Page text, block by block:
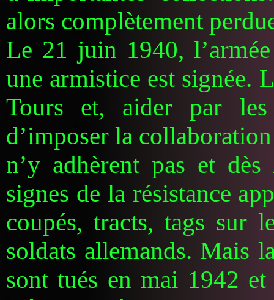
alors complètement
Le 21 juin 1940,
une armistice est signée.
Tours et, aider par les
d’imposer la
n’y adhèrent pas et
signes de la résistance
coupés, tracts, tags sur
soldats allemands. Mais
sont tués en mai 1942